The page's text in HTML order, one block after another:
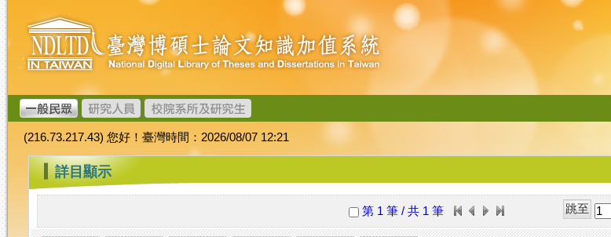
跳
到
主
要
內
容
臺
灣
博
碩
士
論
文
加
值
系
統
(216.73.217.43) 您好！臺灣時間：2026/08/07 12:21
::: 詳目顯示
第 1 筆 / 共 1 筆